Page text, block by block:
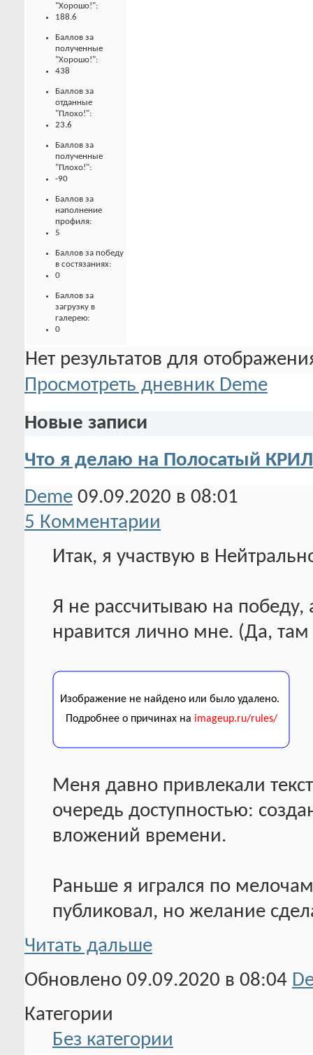
"Хорошо!":
188.6
Баллов за
полученные
"Хорошо!":
438
Баллов за
отданные
"Плохо!":
23.6
Баллов за
полученные
"Плохо!":
-90
Баллов за
наполнение
профиля:
5
Баллов за победу
в состязаниях:
0
Баллов за
загрузку в
галерею:
0
Нет результатов для
Просмотреть дневник Deme
Новые записи
Что я делаю на Полосатый КРИЛ
Deme 09.09.2020 в 08:01
5 Комментарии
Итак, я участвую в
Я не рассчитываю на победу,
нравится лично мне. (Да, там
Меня давно привлекали
очередь доступностью:
вложений времени.
Раньше я игрался по
публиковал, но желание
Читать дальше
Обновлено 09.09.2020 в 08:04
Категории
Без категории